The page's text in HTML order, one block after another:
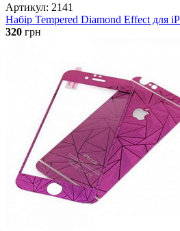
Артикул: 2141
Набір Tempered Diamond Effect для
320 грн